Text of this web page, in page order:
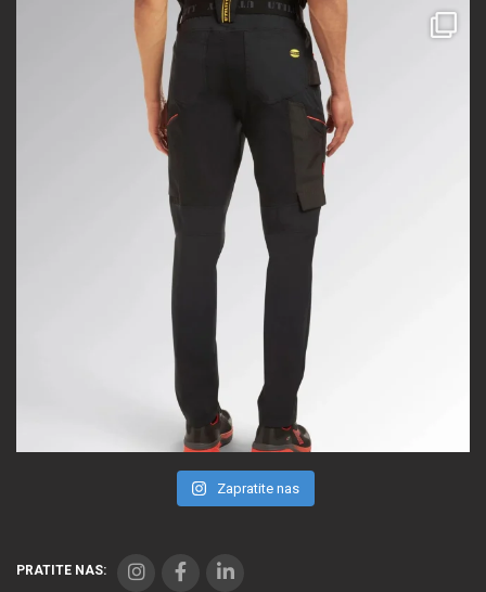
Zapratite nas
PRATITE NAS: